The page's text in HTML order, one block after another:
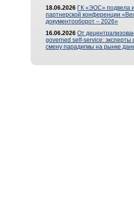
18.06.2026 ГК «ЭОС» подвела
партнерской конференции
документооборот – 2026»
16.06.2026 От
governed self-service: эксперты
смену парадигмы на рынке